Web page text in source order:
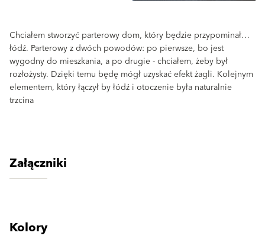
Chciałem stworzyć parterowy dom, który będzie przypominał…
łódź. Parterowy z dwóch powodów: po pierwsze, bo jest
wygodny do mieszkania, a po drugie - chciałem, żeby był
rozłożysty. Dzięki temu będę mógł uzyskać efekt żagli. Kolejnym
elementem, który łączył by łódź i otoczenie była naturalnie
trzcina
Załączniki
Kolory